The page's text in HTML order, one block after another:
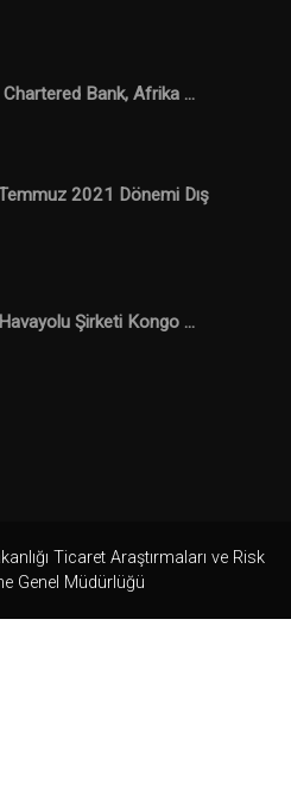
Bank, Afrika ...
2021 Dönemi Dış
Şirketi Kongo ...
Ticaret Araştırmaları ve Risk
Genel Müdürlüğü